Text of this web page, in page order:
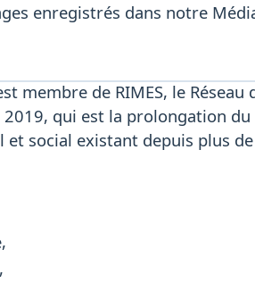
enregistrés dans notre
membre de RIMES, le
qui est la prolongation
et social existant depuis plus